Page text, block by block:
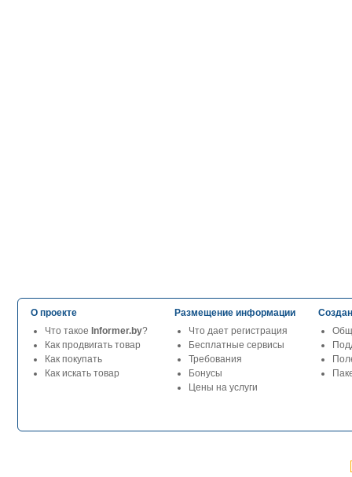
О проекте
Что такое Informer.by?
Как продвигать товар
Как покупать
Как искать товар
Размещение информации
Что дает регистрация
Бесплатные сервисы
Требования
Бонусы
Цены на услуги